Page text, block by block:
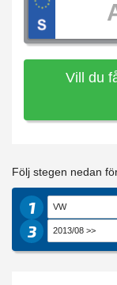
Vill du
Följ stegen nedan
1
3